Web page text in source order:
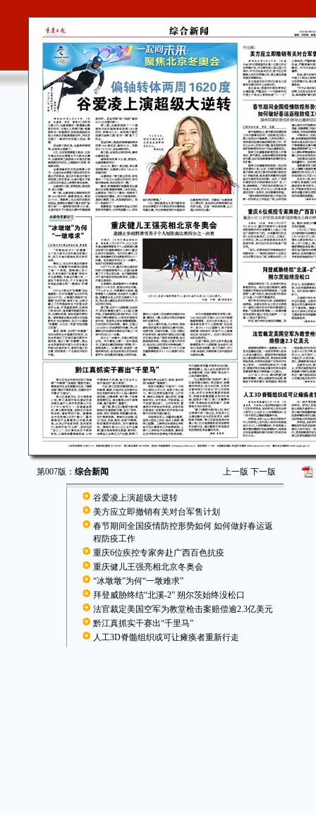
第007版： 综合新闻 上一版 下一版
谷爱凌上演超级大逆转
美方应立即撤销有关对台军售计划
春节期间全国疫情防控形势如何 如何做好春运返
程防疫工作
重庆6位疾控专家奔赴广西百色抗疫
重庆健儿王强亮相北京冬奥会
“冰墩墩”为何“一墩难求”
拜登威胁终结“北溪-2” 朔尔茨始终没松口
法官裁定美国空军为教堂枪击案赔偿逾2.3亿美元
黔江真抓实干赛出“千里马”
人工3D脊髓组织或可让瘫痪者重新行走